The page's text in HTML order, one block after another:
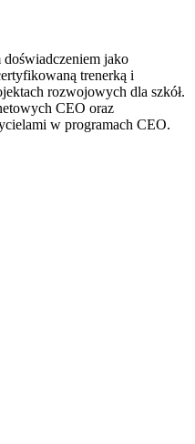
jako
trenerką i
rozwojowych dla szkół.
CEO oraz
w programach CEO.